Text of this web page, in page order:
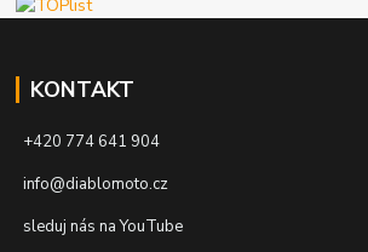
KONTAKT
+420 774 641 904
info@diablomoto.cz
sleduj nás na YouTube